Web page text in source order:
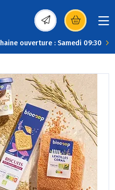
(s’ouvre dans une
ouverture : Samedi 09:30